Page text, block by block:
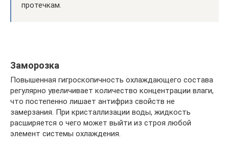
протечкам.
Заморозка
Повышенная гигроскопичность охлаждающего состава
регулярно увеличивает количество концентрации влаги,
что постепенно лишает антифриз свойств не
замерзания. При кристаллизации воды, жидкость
расширяется о чего может выйти из строя любой
элемент системы охлаждения.